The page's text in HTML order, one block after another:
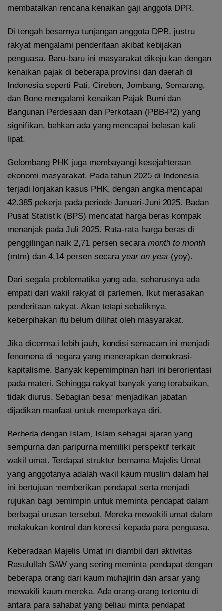
membatalkan rencana kenaikan gaji anggota DPR.
Di tengah besarnya tunjangan anggota DPR, justru
rakyat mengalami penderitaan akibat kebijakan
penguasa. Baru-baru ini masyarakat dikejutkan dengan
kenaikan pajak di beberapa provinsi dan daerah di
Indonesia seperti Pati, Cirebon, Jombang, Semarang,
dan Bone mengalami kenaikan Pajak Bumi dan
Bangunan Perdesaan dan Perkotaan (PBB-P2) yang
signifikan, bahkan ada yang mencapai belasan kali
lipat.
Gelombang PHK juga membayangi kesejahteraan
ekonomi masyarakat. Pada tahun 2025 di Indonesia
terjadi lonjakan kasus PHK, dengan angka mencapai
42.385 pekerja pada periode Januari-Juni 2025. Badan
Pusat Statistik (BPS) mencatat harga beras kompak
menanjak pada Juli 2025. Rata-rata harga beras di
penggilingan naik 2,71 persen secara month to month
(mtm) dan 4,14 persen secara year on year (yoy).
Dari segala problematika yang ada, seharusnya ada
empati dari wakil rakyat di parlemen. Ikut merasakan
penderitaan rakyat. Akan tetapi sebaliknya,
keberpihakan itu belum dilihat oleh masyarakat.
Jika dicermati lebih jauh, kondisi semacam ini menjadi
fenomena di negara yang menerapkan demokrasi-
kapitalisme. Banyak kepemimpinan hari ini berorientasi
pada materi. Sehingga rakyat banyak yang terabaikan,
tidak diurus. Sebagian besar menjadikan jabatan
dijadikan manfaat untuk memperkaya diri.
Berbeda dengan Islam, Islam sebagai ajaran yang
sempurna dan paripurna memiliki perspektif terkait
wakil umat. Terdapat struktur bernama Majelis Umat
yang anggotanya adalah wakil kaum muslim dalam hal
ini bertujuan memberikan pendapat serta menjadi
rujukan bagi pemimpin untuk meminta pendapat dalam
berbagai urusan tersebut. Mereka mewakili umat dalam
melakukan kontrol dan koreksi kepada para penguasa.
Keberadaan Majelis Umat ini diambil dari aktivitas
Rasulullah SAW yang sering meminta pendapat dengan
beberapa orang dari kaum muhajirin dan ansar yang
mewakili kaum mereka. Ada orang-orang tertentu di
antara para sahabat yang beliau minta pendapat